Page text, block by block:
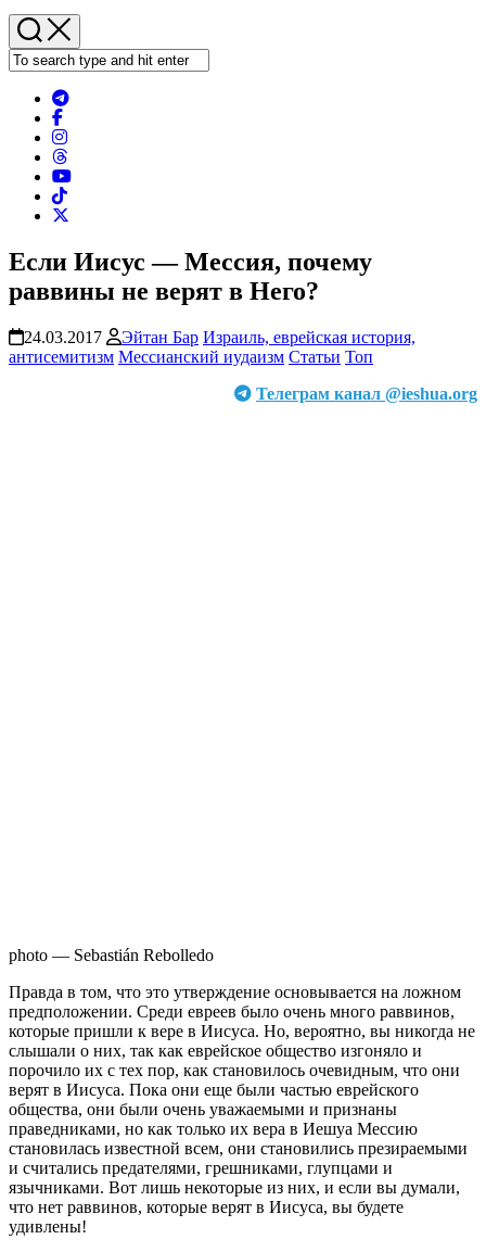
Если Иисус — Мессия, почему
раввины не верят в Него?
24.03.2017 Эйтан Бар Израиль, еврейская история,
антисемитизм Мессианский иудаизм Статьи Топ
Телеграм канал @ieshua.org
photo — Sebastián Rebolledo
Правда в том, что это утверждение основывается на ложном
предположении. Среди евреев было очень много раввинов,
которые пришли к вере в Иисуса. Но, вероятно, вы никогда не
слышали о них, так как еврейское общество изгоняло и
порочило их с тех пор, как становилось очевидным, что они
верят в Иисуса. Пока они еще были частью еврейского
общества, они были очень уважаемыми и признаны
праведниками, но как только их вера в Иешуа Мессию
становилась известной всем, они становились презираемыми
и считались предателями, грешниками, глупцами и
язычниками. Вот лишь некоторые из них, и если вы думали,
что нет раввинов, которые верят в Иисуса, вы будете
удивлены!